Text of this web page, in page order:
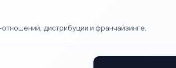
дистрибуции и франчайзинге.